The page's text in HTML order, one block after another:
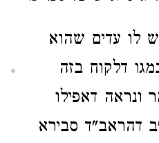
לו עדים שהוא
דלקוח בזה
דאפילו
דהראב"ד סבירא